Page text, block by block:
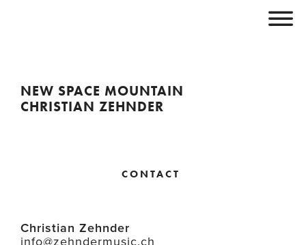
NEW SPACE MOUNTAIN
CHRISTIAN ZEHNDER
CONTACT
Christian Zehnder
info@zehndermusic.ch